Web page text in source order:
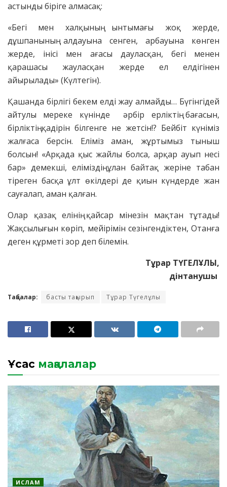
астынды біріге алмасақ:
«Бегі мен халқының ынтымағы жоқ жерде,
дұшпанының алдауына сенген, арбауына көнген
жерде, інісі мен ағасы дауласқан, бегі менен
қарашасы жауласқан жерде ел елдігінен
айырылады» (Күлтегін).
Қашанда бірлігі бекем елді жау алмайды… Бүгінгідей
айтулы мереке күнінде әрбір ерліктің бағасын,
бірліктің қадірін білгенге не жетсін!? Бейбіт күніміз
жалғаса берсін. Еліміз аман, жұртымыз тыныш
болсын! «Арқада қыс жайлы болса, арқар ауып несі
бар» демекші, еліміздің ұлан байтақ жеріне табан
тіреген басқа ұлт өкілдері де қиын күндерде жан
сауғалап, аман қалған.
Олар қазақ елінің қайсар мінезін мақтан тұтады!
Жақсылығын көріп, мейірімін сезінгендіктен, Отанға
деген құрметі зор деп білемін.
Тұрар ТҮГЕЛҰЛЫ,
дінтанушы
Таңбалар: басты тақырып Тұрар Түгелұлы
Ұқсас мақалалар
ИСЛАМ